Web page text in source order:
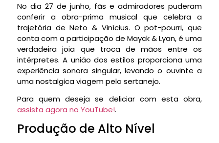
No dia 27 de junho, fãs e admiradores puderam
conferir a obra-prima musical que celebra a
trajetória de Neto & Vinícius. O pot-pourri, que
conta com a participação de Mayck & Lyan, é uma
verdadeira joia que troca de mãos entre os
intérpretes. A união dos estilos proporciona uma
experiência sonora singular, levando o ouvinte a
uma nostalgica viagem pelo sertanejo.
Para quem deseja se deliciar com esta obra,
assista agora no YouTube!.
Produção de Alto Nível